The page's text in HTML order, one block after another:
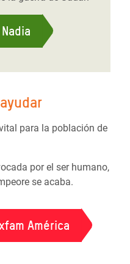
para la población de
por el ser humano,
se acaba.
América